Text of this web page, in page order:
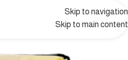
Skip to navigation
Skip to main content